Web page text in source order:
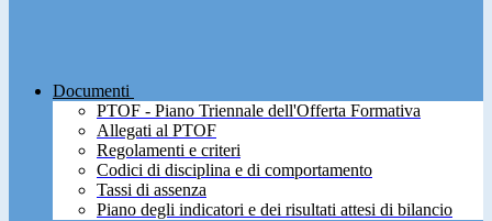
Documenti
PTOF - Piano Triennale dell'Offerta Formativa
Allegati al PTOF
Regolamenti e criteri
Codici di disciplina e di comportamento
Tassi di assenza
Piano degli indicatori e dei risultati attesi di bilancio